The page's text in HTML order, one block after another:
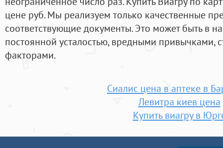
цене руб. Мы реализуем только качественные
соответствующие документы. Это может быть в
постоянной усталостью, вредными привычками,
факторами.
Сиалис цена в аптеке в
Левитра киев цена
Купить виагру в